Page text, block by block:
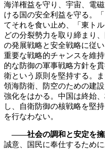
海洋権益を守り、宇宙、電
ける国の安全利益を守る。
てそれを食い止め、「東ト
どの分裂勢力を取り締まり
の発展戦略と安全戦略に従
重要な戦略的チャンスを維
的な防御の軍事戦略方針を
衛という原則を堅持する。
領海防衛、防空のための建
強化をはかる。中国は終始
し、自衛防御の核戦略を堅
を行なわない。
――社会の調和と安定を擁
誠意、国民に奉仕するため